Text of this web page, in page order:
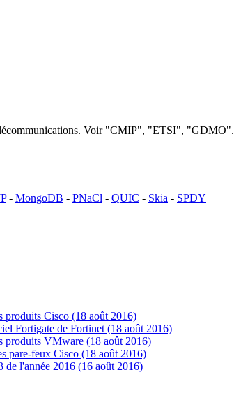
Voir "CMIP", "ETSI", "GDMO".
- MongoDB - PNaCl - QUIC - Skia - SPDY
Cisco (18 août 2016)
Fortigate de Fortinet (18 août 2016)
produits VMware (18 août 2016)
pare-feux Cisco (18 août 2016)
l'année 2016 (16 août 2016)